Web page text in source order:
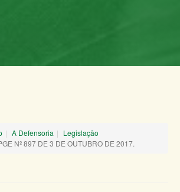
A Defensoria
Legislação
Nº 897 DE 3 DE OUTUBRO DE 2017.